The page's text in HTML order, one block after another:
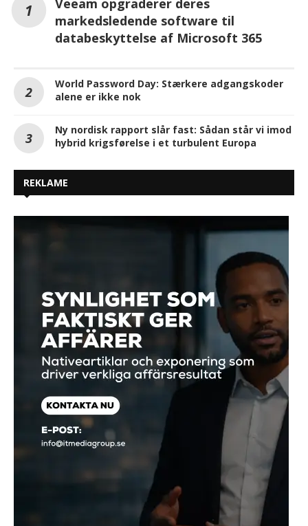
markedsledende software til
databeskyttelse af Microsoft 365
World Password Day: Stærkere adgangskoder
alene er ikke nok
Ny nordisk rapport slår fast: Sådan står vi imod
hybrid krigsførelse i et turbulent Europa
REKLAME